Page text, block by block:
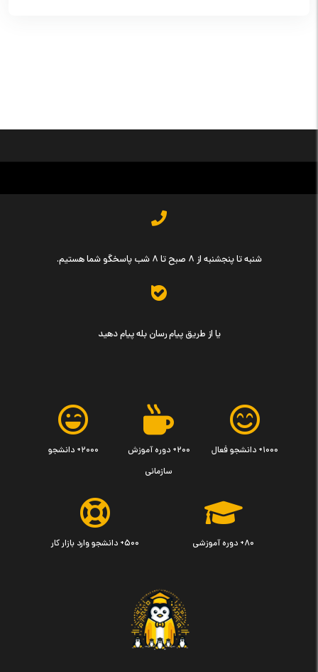
شنبه تا پنجشنبه از ۸ صبح تا ۸ شب پاسخگو شما هستیم.
یا از طریق پیام رسان بله پیام دهید
۱۰۰۰+ دانشجو فعال
۲۰۰+ دوره آموزش
سازمانی
۲۰۰۰+ دانشجو
۸۰+ دوره آموزشی ۵۰۰+ دانشجو وارد بازار کار